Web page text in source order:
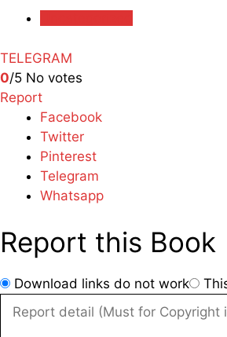
TELEGRAM
0/5 No votes
Report
Facebook
Twitter
Pinterest
Telegram
Whatsapp
Report this Book
Download links do not work